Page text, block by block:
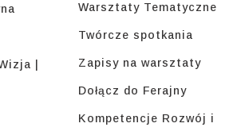
|
Warsztaty Tematyczne
Twórcze spotkania
Zapisy na warsztaty
Dołącz do Ferajny
Kompetencje Rozwój i